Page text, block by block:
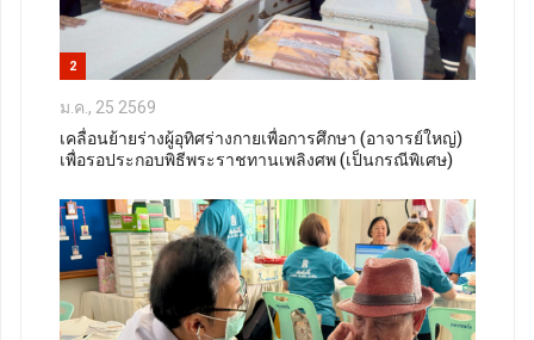
2
ม.ค., 25 2569
เคลื่อนย้ายร่างผู้อุทิศร่างกายเพื่อการศึกษา (อาจารย์ใหญ่)
เพื่อรอประกอบพิธีพระราชทานเพลิงศพ (เป็นกรณีพิเศษ)